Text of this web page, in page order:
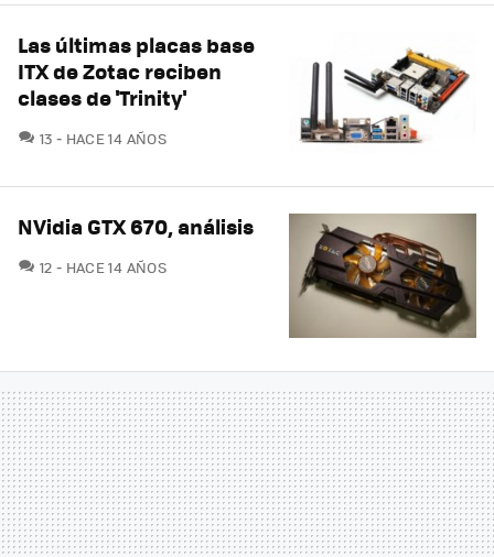
Las últimas placas base
ITX de Zotac reciben
clases de 'Trinity'
13 COMENTARIOS
HACE 14 AÑOS
NVidia GTX 670, análisis
12 COMENTARIOS
HACE 14 AÑOS